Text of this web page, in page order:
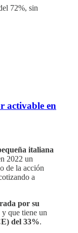
72%, sin
activable en
italiana
2022 un
de la acción
a
por su
que tiene un
del 33%.